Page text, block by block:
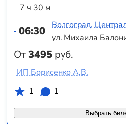
7 ч 30 м
06:30
От3495 руб.
Волгоград,
ул. Михаила
Выбрать
ИП Борисенко А.В.
1
1